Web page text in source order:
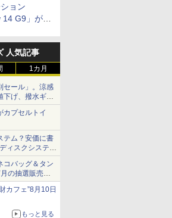
ョン
14 G9」が
人気記事
1カ月
セール」。涼感
下げ、撥水ギア
カプセルトイ
テム？安価に書
ィスクシステ
コバッグ＆タン
の抽選販売の
カフェ”8月10日
もっと見る